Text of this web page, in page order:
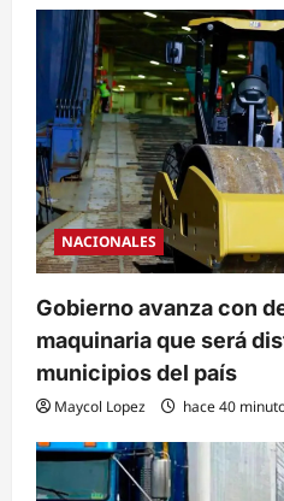
NACIONALES
Gobierno avanza con
maquinaria que será
municipios del país
Maycol Lopez hace 40